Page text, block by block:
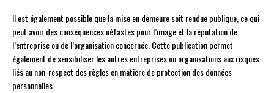
Il est également possible que la mise en demeure soit rendue publique, ce qui
peut avoir des conséquences néfastes pour l’image et la réputation de
l’entreprise ou de l’organisation concernée. Cette publication permet
également de sensibiliser les autres entreprises ou organisations aux risques
liés au non-respect des règles en matière de protection des données
personnelles.